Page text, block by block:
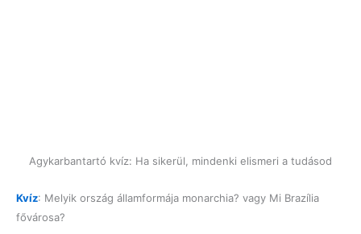
Agykarbantartó kvíz: Ha sikerül, mindenki elismeri a tudásod
Kvíz: Melyik ország államformája monarchia? vagy Mi Brazília
fővárosa?